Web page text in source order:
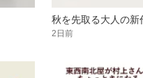
秋を先取る大人の新
2日前